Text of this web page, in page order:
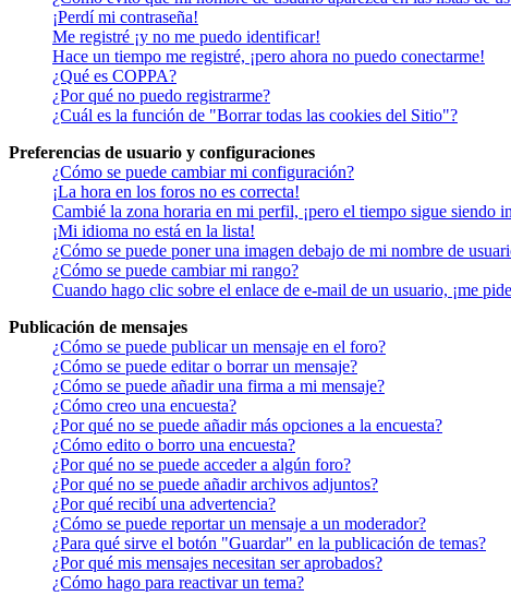
¡Perdí mi contraseña!
Me registré ¡y no me puedo identificar!
Hace un tiempo me registré, ¡pero ahora no puedo conectarme!
¿Qué es COPPA?
¿Por qué no puedo registrarme?
¿Cuál es la función de "Borrar todas las cookies del Sitio"?
Preferencias de usuario y configuraciones
¿Cómo se puede cambiar mi configuración?
¡La hora en los foros no es correcta!
Cambié la zona horaria en mi perfil, ¡pero el tiempo sigue siendo
¡Mi idioma no está en la lista!
¿Cómo se puede poner una imagen debajo de mi nombre de
¿Cómo se puede cambiar mi rango?
Cuando hago clic sobre el enlace de e-mail de un usuario, ¡me
Publicación de mensajes
¿Cómo se puede publicar un mensaje en el foro?
¿Cómo se puede editar o borrar un mensaje?
¿Cómo se puede añadir una firma a mi mensaje?
¿Cómo creo una encuesta?
¿Por qué no se puede añadir más opciones a la encuesta?
¿Cómo edito o borro una encuesta?
¿Por qué no se puede acceder a algún foro?
¿Por qué no se puede añadir archivos adjuntos?
¿Por qué recibí una advertencia?
¿Cómo se puede reportar un mensaje a un moderador?
¿Para qué sirve el botón "Guardar" en la publicación de temas?
¿Por qué mis mensajes necesitan ser aprobados?
¿Cómo hago para reactivar un tema?